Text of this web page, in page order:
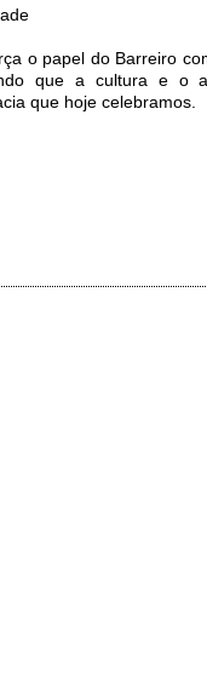
o papel do Barreiro
que a cultura e o
que hoje celebramos.